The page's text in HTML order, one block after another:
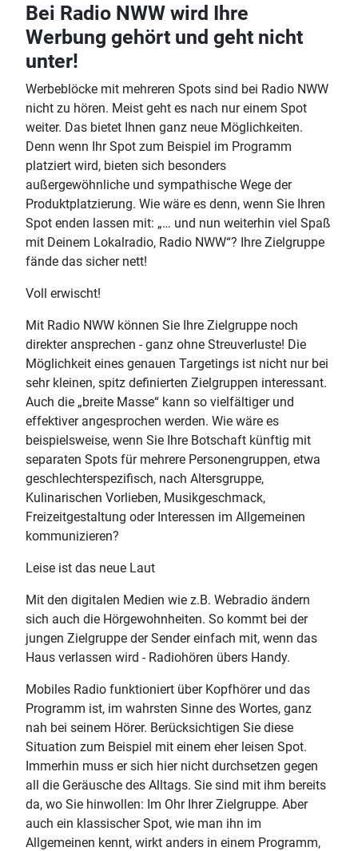
Bei Radio NWW wird Ihre
Werbung gehört und geht nicht
unter!
Werbeblöcke mit mehreren Spots sind bei Radio NWW
nicht zu hören. Meist geht es nach nur einem Spot
weiter. Das bietet Ihnen ganz neue Möglichkeiten.
Denn wenn Ihr Spot zum Beispiel im Programm
platziert wird, bieten sich besonders
außergewöhnliche und sympathische Wege der
Produktplatzierung. Wie wäre es denn, wenn Sie Ihren
Spot enden lassen mit: „… und nun weiterhin viel Spaß
mit Deinem Lokalradio, Radio NWW“? Ihre Zielgruppe
fände das sicher nett!
Voll erwischt!
Mit Radio NWW können Sie Ihre Zielgruppe noch
direkter ansprechen - ganz ohne Streuverluste! Die
Möglichkeit eines genauen Targetings ist nicht nur bei
sehr kleinen, spitz definierten Zielgruppen interessant.
Auch die „breite Masse“ kann so vielfältiger und
effektiver angesprochen werden. Wie wäre es
beispielsweise, wenn Sie Ihre Botschaft künftig mit
separaten Spots für mehrere Personengruppen, etwa
geschlechterspezifisch, nach Altersgruppe,
Kulinarischen Vorlieben, Musikgeschmack,
Freizeitgestaltung oder Interessen im Allgemeinen
kommunizieren?
Leise ist das neue Laut
Mit den digitalen Medien wie z.B. Webradio ändern
sich auch die Hörgewohnheiten. So kommt bei der
jungen Zielgruppe der Sender einfach mit, wenn das
Haus verlassen wird - Radiohören übers Handy.
Mobiles Radio funktioniert über Kopfhörer und das
Programm ist, im wahrsten Sinne des Wortes, ganz
nah bei seinem Hörer. Berücksichtigen Sie diese
Situation zum Beispiel mit einem eher leisen Spot.
Immerhin muss er sich hier nicht durchsetzen gegen
all die Geräusche des Alltags. Sie sind mit ihm bereits
da, wo Sie hinwollen: Im Ohr Ihrer Zielgruppe. Aber
auch ein klassischer Spot, wie man ihn im
Allgemeinen kennt, wirkt anders in einem Programm,